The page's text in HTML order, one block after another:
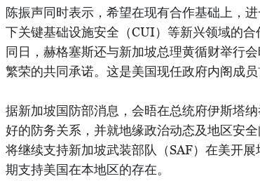
陈振声同时表示，希望在现有合作基础上，
下关键基础设施安全（CUI）等新兴领域的合
同日，赫格塞斯还与新加坡总理黄循财举行
繁荣的共同承诺。这是美国现任政府内阁成
据新加坡国防部消息，会晤在总统府伊斯塔
好的防务关系，并就地缘政治动态及地区安
将继续支持新加坡武装部队（SAF）在美开
期支持美国在本地区的存在。